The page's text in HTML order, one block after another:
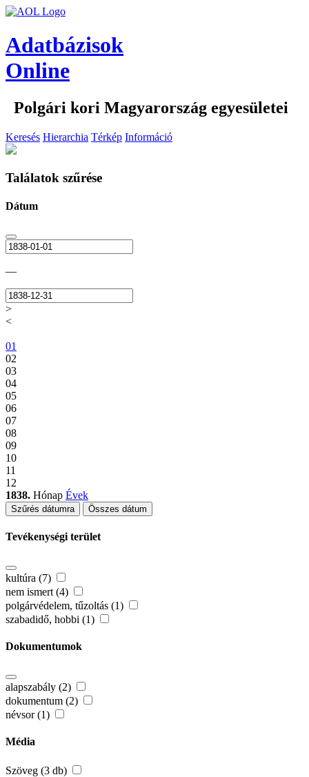
Adatbázisok
Online
Polgári kori Magyarország egyesületei
Keresés Hierarchia Térkép Információ
Találatok szűrése
Dátum
—
>
<
01
02
03
04
05
06
07
08
09
10
11
12
1838. Hónap Évek
Szűrés dátumra Összes dátum
Tevékenységi terület
kultúra (7)
nem ismert (4)
polgárvédelem, tűzoltás (1)
szabadidő, hobbi (1)
Dokumentumok
alapszabály (2)
dokumentum (2)
névsor (1)
Média
Szöveg (3 db)